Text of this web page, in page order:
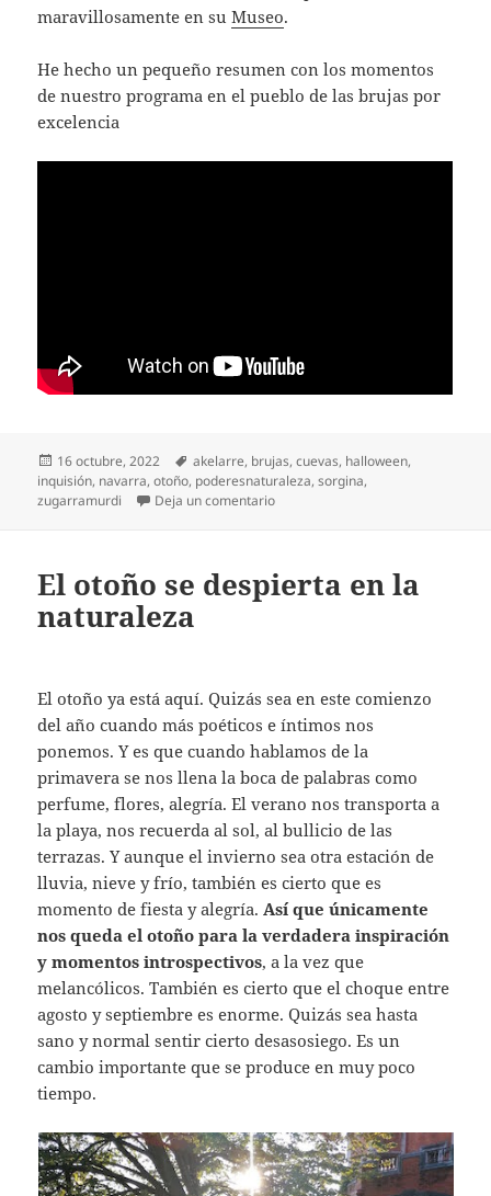
maravillosamente en suMuseo.
He hecho un pequeño resumen con los momentos
de nuestro programa en el pueblo de las brujas por
excelencia
Publicado
el
16 octubre, 2022 Etiquetas
akelarre, brujas,cuevas, halloween,
inquisión, navarra,otoño, poderesnaturaleza,sorgina,
zugarramurdi
Deja un comentarioen Preparándonos para
El otoño se despierta en la
naturaleza
El otoño ya está aquí. Quizás sea en este comienzo
del año cuando más poéticos e íntimos nos
ponemos. Y es que cuando hablamos de la
primavera se nos llena la boca de palabras como
perfume, flores, alegría. El verano nos transporta a
la playa, nos recuerda al sol, al bullicio de las
terrazas. Y aunque el invierno sea otra estación de
lluvia, nieve y frío, también es cierto que es
momento de fiesta y alegría. Así que únicamente
nos queda el otoño para la verdadera inspiración
y momentos introspectivos, a la vez que
melancólicos. También es cierto que el choque entre
agosto y septiembre es enorme. Quizás sea hasta
sano y normal sentir cierto desasosiego. Es un
cambio importante que se produce en muy poco
tiempo.